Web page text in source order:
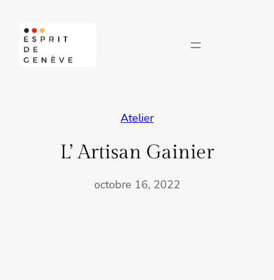
contenu
Atelier
L’ Artisan Gainier
octobre 16, 2022